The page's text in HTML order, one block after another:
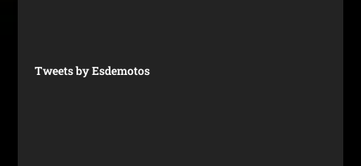
Tweets by Esdemotos